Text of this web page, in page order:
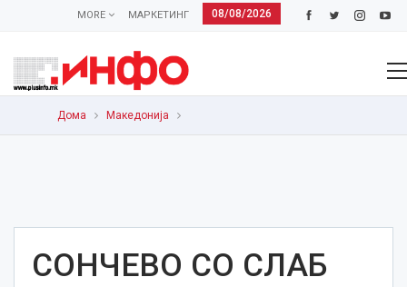
08/08/2026
МАРКЕТИНГ
MORE
Дома Македонија
СОНЧЕВО СО СЛАБ